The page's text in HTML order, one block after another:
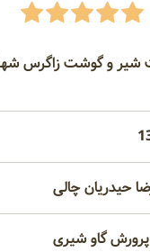
و گوشت زاگرس
حیدریان چالی
گاو شیری